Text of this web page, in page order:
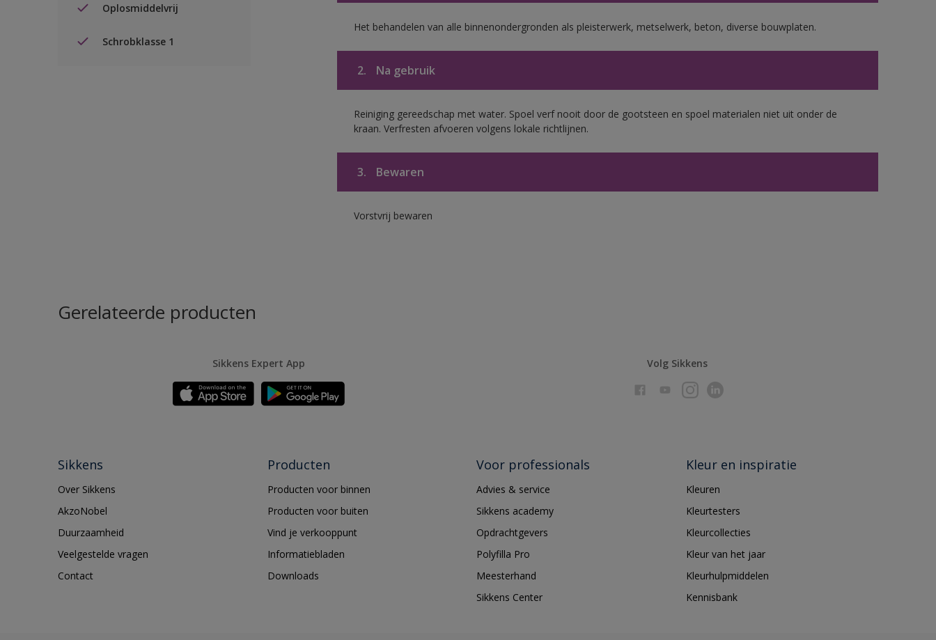
Oplosmiddelvrij
Schrobklasse 1
Het behandelen van alle binnenondergronden als pleisterwerk, metselwerk, beton, diverse bouwplaten.
2. Na gebruik
Reiniging gereedschap met water. Spoel verf nooit door de gootsteen en spoel materialen niet uit onder de
kraan. Verfresten afvoeren volgens lokale richtlijnen.
3. Bewaren
Vorstvrij bewaren
Gerelateerde producten
Sikkens Expert App Volg Sikkens
Sikkens
Over Sikkens
AkzoNobel
Duurzaamheid
Veelgestelde vragen
Contact
Producten
Producten voor binnen
Producten voor buiten
Vind je verkooppunt
Informatiebladen
Downloads
Voor professionals
Advies & service
Sikkens academy
Opdrachtgevers
Polyfilla Pro
Meesterhand
Sikkens Center
Kleur en inspiratie
Kleuren
Kleurtesters
Kleurcollecties
Kleur van het jaar
Kleurhulpmiddelen
Kennisbank